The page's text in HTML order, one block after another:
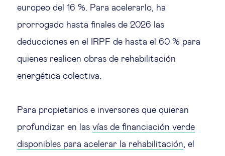
europeo del 16 %. Para acelerarlo, ha
prorrogado hasta finales de 2026 las
deducciones en el IRPF de hasta el 60 % para
quienes realicen obras de rehabilitación
energética colectiva.
Para propietarios e inversores que quieran
profundizar en las vías de financiación verde
disponibles para acelerar la rehabilitación , el